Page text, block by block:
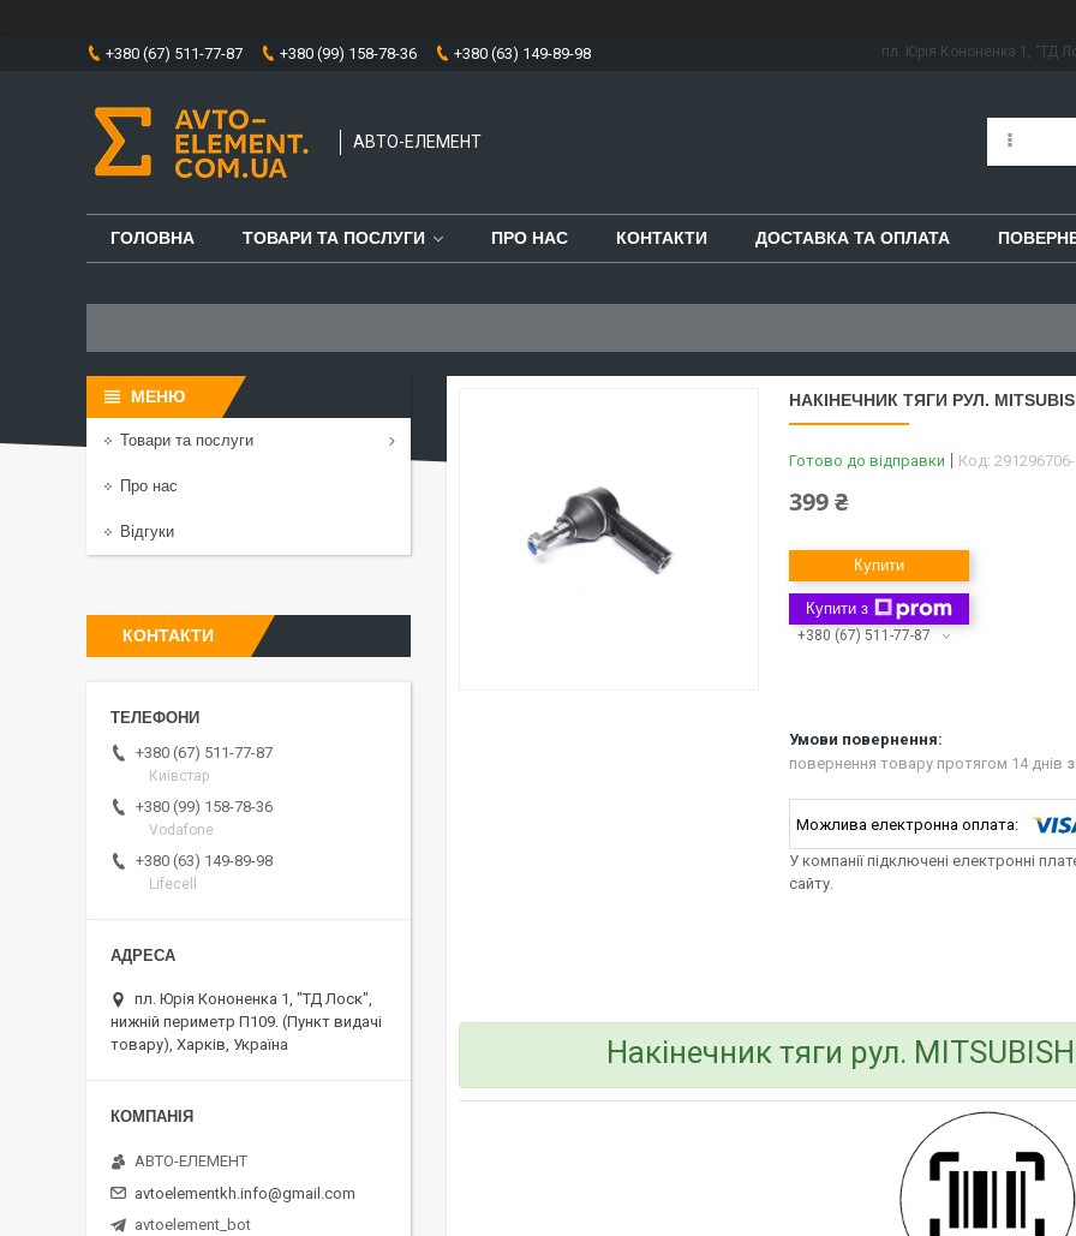
+380 (67) 511-77-87 +380 (99) 158-78-36 +380 (63) 149-89-98 пл. Юрія Кононенка 1, "ТД
АВТО-ЕЛЕМЕНТ
ГОЛОВНА ТОВАРИ ТА ПОСЛУГИ ПРО НАС КОНТАКТИ ДОСТАВКА ТА ОПЛАТА
НАКІНЕЧНИК ТЯГИ РУЛ.
Готово до відправки Код:
399 ₴
Купити
Купити з
+380 (67) 511-77-87
повернення товару протягом 14 днів
У компанії підключені електронні
сайту.
Накінечник тяги рул.
Товари та послуги
Про нас
Відгуки
КОНТАКТИ
+380 (67) 511-77-87
Київстар
+380 (99) 158-78-36
Vodafone
+380 (63) 149-89-98
Lifecell
пл. Юрія Кононенка 1, "ТД Лоск",
нижній периметр П109. (Пункт видачі
товару), Харків, Україна
АВТО-ЕЛЕМЕНТ
avtoelementkh.info@gmail.com
avtoelement_bot